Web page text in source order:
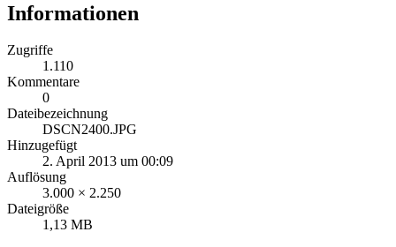
Informationen
Zugriffe
1.110
Kommentare
0
Dateibezeichnung
DSCN2400.JPG
Hinzugefügt
2. April 2013 um 00:09
Auflösung
3.000 × 2.250
Dateigröße
1,13 MB